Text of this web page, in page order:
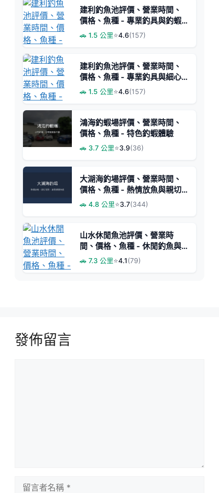
建利釣魚池評價、營業時間、
價格、魚種 - 專業釣具與釣蝦
教學
🚗 1.5 公里⭐4.6(157)
建利釣魚池評價、營業時間、
價格、魚種 - 專業釣具與細心
教學
🚗 1.5 公里⭐4.6(157)
鴻海釣蝦場評價、營業時間、
價格、魚種 - 特色釣蝦體驗
🚗 3.7 公里⭐3.9(36)
大湖海釣場評價、營業時間、
價格、魚種 - 熱情放魚與親切
服務
🚗 4.8 公里⭐3.7(344)
山水休閒魚池評價、營業時
間、價格、魚種 - 休閒釣魚與
練技首選
🚗 7.3 公里⭐4.1(79)
發佈留言